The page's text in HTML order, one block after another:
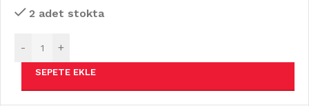
2 adet stokta
- +
SEPETE EKLE